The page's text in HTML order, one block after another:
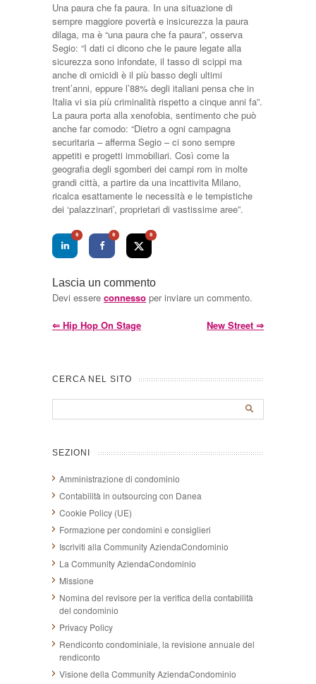
Una paura che fa paura. In una situazione di
sempre maggiore povertà e insicurezza la paura
dilaga, ma è “una paura che fa paura”, osserva
Segio: “I dati ci dicono che le paure legate alla
sicurezza sono infondate, il tasso di scippi ma
anche di omicidi è il più basso degli ultimi
trent’anni, eppure l’88% degli italiani pensa che in
Italia vi sia più criminalità rispetto a cinque anni fa”.
La paura porta alla xenofobia, sentimento che può
anche far comodo: “Dietro a ogni campagna
securitaria – afferma Segio – ci sono sempre
appetiti e progetti immobiliari. Così come la
geografia degli sgomberi dei campi rom in molte
grandi città, a partire da una incattivita Milano,
ricalca esattamente le necessità e le tempistiche
dei ‘palazzinari’, proprietari di vastissime aree”.
0 0 0
Lascia un commento
Devi essere connesso per inviare un commento.
⇐ Hip Hop On Stage New Street ⇒
CERCA NEL SITO
SEZIONI
Amministrazione di condominio
Contabilità in outsourcing con Danea
Cookie Policy (UE)
Formazione per condomini e consiglieri
Iscriviti alla Community AziendaCondominio
La Community AziendaCondominio
Missione
Nomina del revisore per la verifica della contabilità
del condominio
Privacy Policy
Rendiconto condominiale, la revisione annuale del
rendiconto
Visione della Community AziendaCondominio